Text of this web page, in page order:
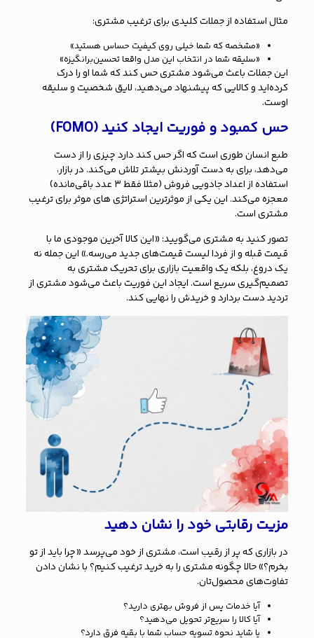
مثال استفاده از جملات کلیدی برای ترغیب مشتری:
«مشخصه که شما خیلی روی کیفیت حساس هستید»
«سلیقه شما در انتخاب این مدل واقعا تحسین‌برانگیزه»
این جملات باعث می‌شود مشتری حس کند که شما او را درک
کرده‌اید و کالایی که پیشنهاد می‌دهید، لایق شخصیت و سلیقه
اوست.
حس کمبود و فوریت ایجاد کنید (FOMO)
طبع انسان طوری است که اگر حس کند دارد چیزی را از دست
می‌دهد، برای به دست آوردنش بیشتر تلاش می‌کند. در بازار،
استفاده ازاعداد جادویی فروش
(مثلا فقط ۳ عدد باقی‌مانده)
معجزه می‌کند. این یکی از موثرترین استراتژی های موثر برای ترغیب
مشتری است.
تصور کنید به مشتری می‌گویید: «این کالا آخرین موجودی ما با
قیمت قبله و از فردا لیست قیمت‌های جدید می‌رسه.» این جمله نه
یک دروغ، بلکه یک واقعیت بازاری برای تحریک مشتری به
تصمیم‌گیری سریع است. ایجاد این فوریت باعث می‌شود مشتری از
تردید دست بردارد و خریدش را نهایی کند.
مزیت رقابتی خود را نشان دهید
در بازاری که پر از رقیب است، مشتری از خود می‌پرسد «چرا باید از تو
بخرم؟» حالا چگونه مشتری را به خرید ترغیب کنیم؟ با نشان دادن
تفاوت‌های محصول‌تان.
آیا خدمات پس از فروش بهتری دارید؟
آیا کالا را سریع‌تر تحویل می‌دهید؟
یا شاید نحوه تسویه حساب شما با بقیه فرق دارد؟